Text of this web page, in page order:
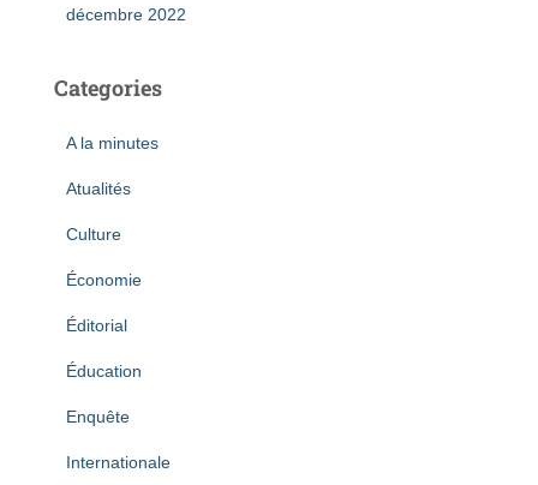
décembre 2022
Categories
A la minutes
Atualités
Culture
Économie
Éditorial
Éducation
Enquête
Internationale